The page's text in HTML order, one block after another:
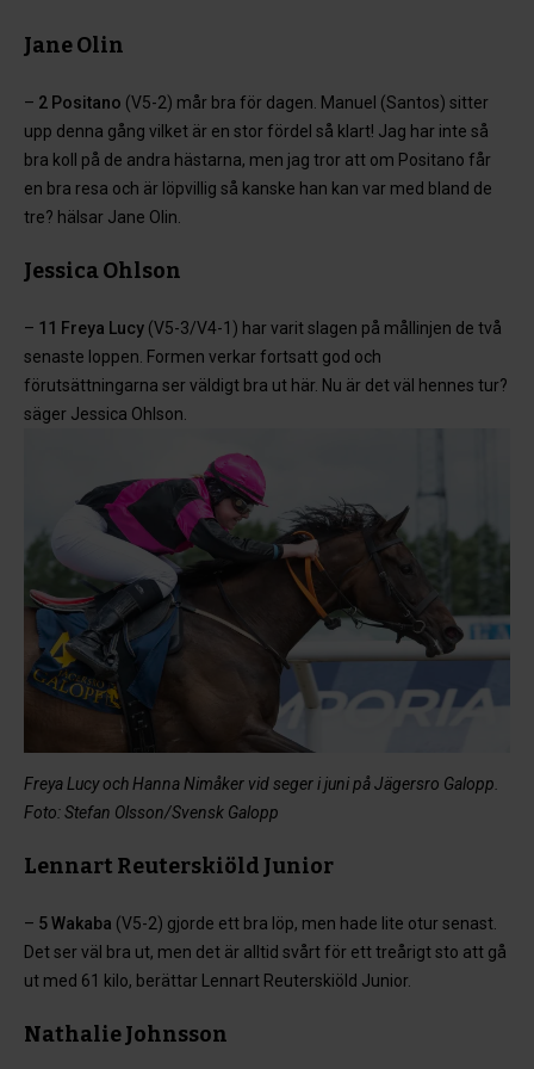
Jane Olin
– 2 Positano (V5-2) mår bra för dagen. Manuel (Santos) sitter
upp denna gång vilket är en stor fördel så klart! Jag har inte så
bra koll på de andra hästarna, men jag tror att om Positano får
en bra resa och är löpvillig så kanske han kan var med bland de
tre? hälsar Jane Olin.
Jessica Ohlson
– 11 Freya Lucy (V5-3/V4-1) har varit slagen på mållinjen de två
senaste loppen. Formen verkar fortsatt god och
förutsättningarna ser väldigt bra ut här. Nu är det väl hennes tur?
säger Jessica Ohlson.
Freya Lucy och Hanna Nimåker vid seger i juni på Jägersro Galopp.
Foto: Stefan Olsson/Svensk Galopp
Lennart Reuterskiöld Junior
– 5 Wakaba (V5-2) gjorde ett bra löp, men hade lite otur senast.
Det ser väl bra ut, men det är alltid svårt för ett treårigt sto att gå
ut med 61 kilo, berättar Lennart Reuterskiöld Junior.
Nathalie Johnsson